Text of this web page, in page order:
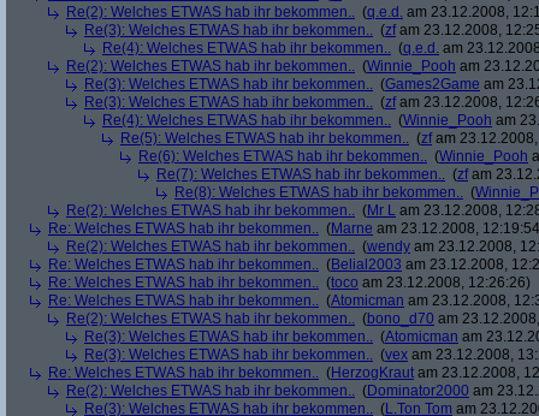
Re(2): Welches ETWAS hab ihr bekommen.. (q.e.d. am 23.12.2008,
Re(3): Welches ETWAS hab ihr bekommen.. (zfam 23.12.2008,
Re(4): Welches ETWAS hab ihr bekommen.. (q.e.d. am
Re(2): Welches ETWAS hab ihr bekommen.. (Winnie_Pooh am
Re(3): Welches ETWAS hab ihr bekommen.. (Games2Game am
Re(3): Welches ETWAS hab ihr bekommen.. (zfam 23.12.2008,
Re(4): Welches ETWAS hab ihr bekommen.. (Winnie_Pooh am
Re(5): Welches ETWAS hab ihr bekommen.. (zfam
Re(6): Welches ETWAS hab ihr bekommen.. (Winnie_Pooh
Re(7): Welches ETWAS hab ihr bekommen.. (zfam
Re(8): Welches ETWAS hab ihr bekommen.. (
Re(2): Welches ETWAS hab ihr bekommen.. (Mr L am 23.12.2008,
Re: Welches ETWAS hab ihr bekommen.. (Marne am 23.12.2008,
Re(2): Welches ETWAS hab ihr bekommen.. (wendy am 23.12.2008,
Re: Welches ETWAS hab ihr bekommen.. (Belial2003 am 23.12.2008,
Re: Welches ETWAS hab ihr bekommen.. (toco am 23.12.2008, 12:26:26)
Re: Welches ETWAS hab ihr bekommen.. (Atomicman am 23.12.2008,
Re(2): Welches ETWAS hab ihr bekommen.. (bono_d70 am
Re(3): Welches ETWAS hab ihr bekommen.. (Atomicman am
Re(3): Welches ETWAS hab ihr bekommen.. (vex am 23.12.2008,
Re: Welches ETWAS hab ihr bekommen.. (HerzogKraut am 23.12.2008,
Re(2): Welches ETWAS hab ihr bekommen.. (Dominator2000 am
Re(3): Welches ETWAS hab ihr bekommen.. (L.Ton Tom am